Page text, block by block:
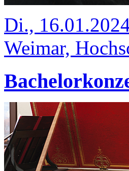
Di.,
Weimar,